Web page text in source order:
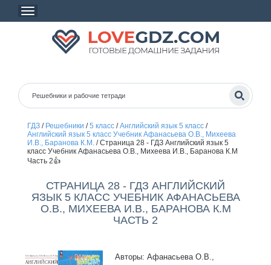
ГДЗ/ Решебники /5 класс/Английский язык 5 класс/
Английский язык 5 класс Учебник Афанасьева О.В., Михеева
И.В., Баранова К.М./Страница 28 - ГДЗ Английский язык 5
класс Учебник Афанасьева О.В., Михеева И.В., Баранова К.М
Часть 2👍
СТРАНИЦА 28 - ГДЗ АНГЛИЙСКИЙ
ЯЗЫК 5 КЛАСС УЧЕБНИК АФАНАСЬЕВА
О.В., МИХЕЕВА И.В., БАРАНОВА К.М
ЧАСТЬ 2
Авторы: Афанасьева О.В.,